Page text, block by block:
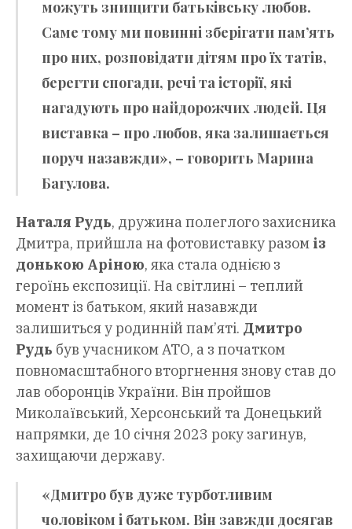
можуть знищити батьківську любов.
Саме тому ми повинні зберігати пам’ять
про них, розповідати дітям про їх татів,
берегти спогади, речі та історії, які
нагадують про найдорожчих людей. Ця
виставка – про любов, яка залишається
поруч назавжди», – говорить Марина
Багулова.
Наталя Рудь, дружина полеглого захисника
Дмитра, прийшла на фотовиставку разом із
донькою Аріною, яка стала однією з
героїнь експозиції. На світлині – теплий
момент із батьком, який назавжди
залишиться у родинній пам’яті. Дмитро
Рудь був учасником АТО, а з початком
повномасштабного вторгнення знову став до
лав оборонців України. Він пройшов
Миколаївський, Херсонський та Донецький
напрямки, де 10 січня 2023 року загинув,
захищаючи державу.
«Дмитро був дуже турботливим
чоловіком і батьком. Він завжди досягав